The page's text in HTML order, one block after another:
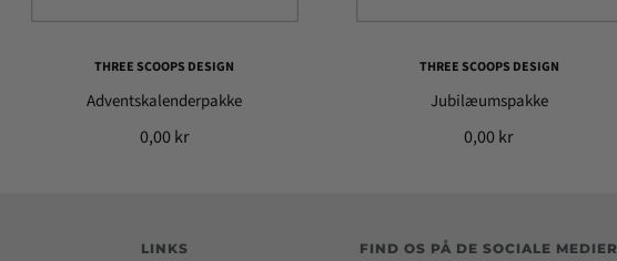
THREE SCOOPS DESIGN
Adventskalenderpakke
0,00 kr
THREE SCOOPS DESIGN
Jubilæumspakke
0,00 kr
LINKS FIND OS PÅ DE SOCIALE MEDIER